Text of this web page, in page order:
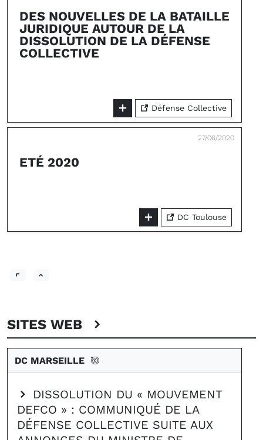
DES NOUVELLES DE LA BATAILLE
JURIDIQUE AUTOUR DE LA
DISSOLUTION DE LA DÉFENSE
COLLECTIVE
Défense Collective
27/06/2020
ETÉ 2020
DC Toulouse
SITES WEB
DC MARSEILLE
DISSOLUTION DU « MOUVEMENT
DEFCO » : COMMUNIQUÉ DE LA
DÉFENSE COLLECTIVE SUITE AUX